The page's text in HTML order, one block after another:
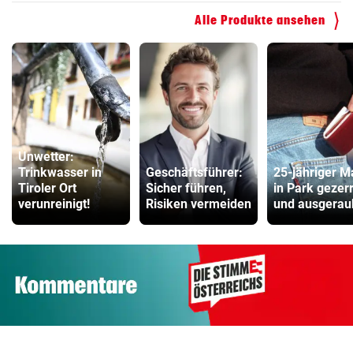
Alle Produkte ansehen
Unwetter:
Trinkwasser in
Tiroler Ort
verunreinigt!
Geschäftsführer:
Sicher führen,
Risiken vermeiden
25-jähriger
in Park
und